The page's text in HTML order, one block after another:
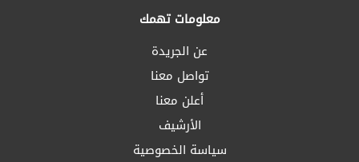
معلومات تهمك
عن الجريدة
تواصل معنا
أعلن معنا
الأرشيف
سياسة الخصوصية